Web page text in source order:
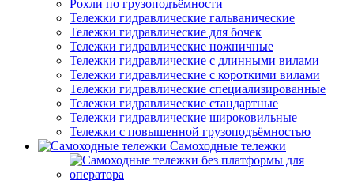
Рохли по грузоподъёмности
Тележки гидравлические гальванические
Тележки гидравлические для бочек
Тележки гидравлические ножничные
Тележки гидравлические с длинными вилами
Тележки гидравлические с короткими вилами
Тележки гидравлические специализированные
Тележки гидравлические стандартные
Тележки гидравлические широковильные
Тележки с повышенной грузоподъёмностью
Самоходные тележки